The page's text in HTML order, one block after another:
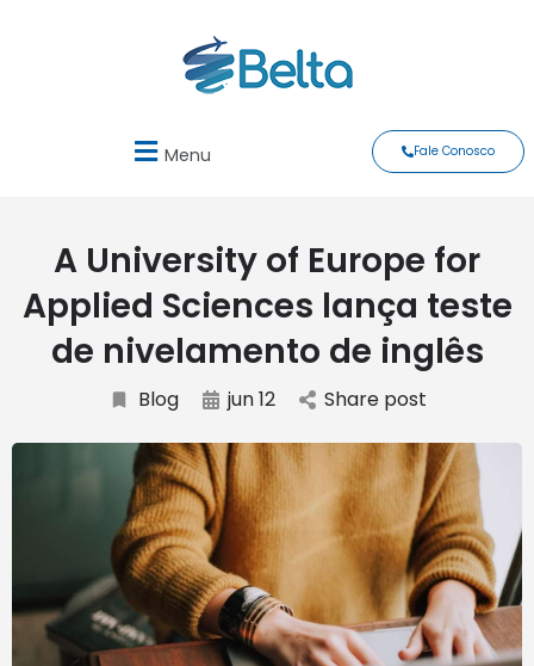
Menu Fale Conosco
A University of Europe for
Applied Sciences lança teste
de nivelamento de inglês
Blog jun 12 Share post